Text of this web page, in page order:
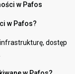
w Pafos
w Pafos?
dostęp